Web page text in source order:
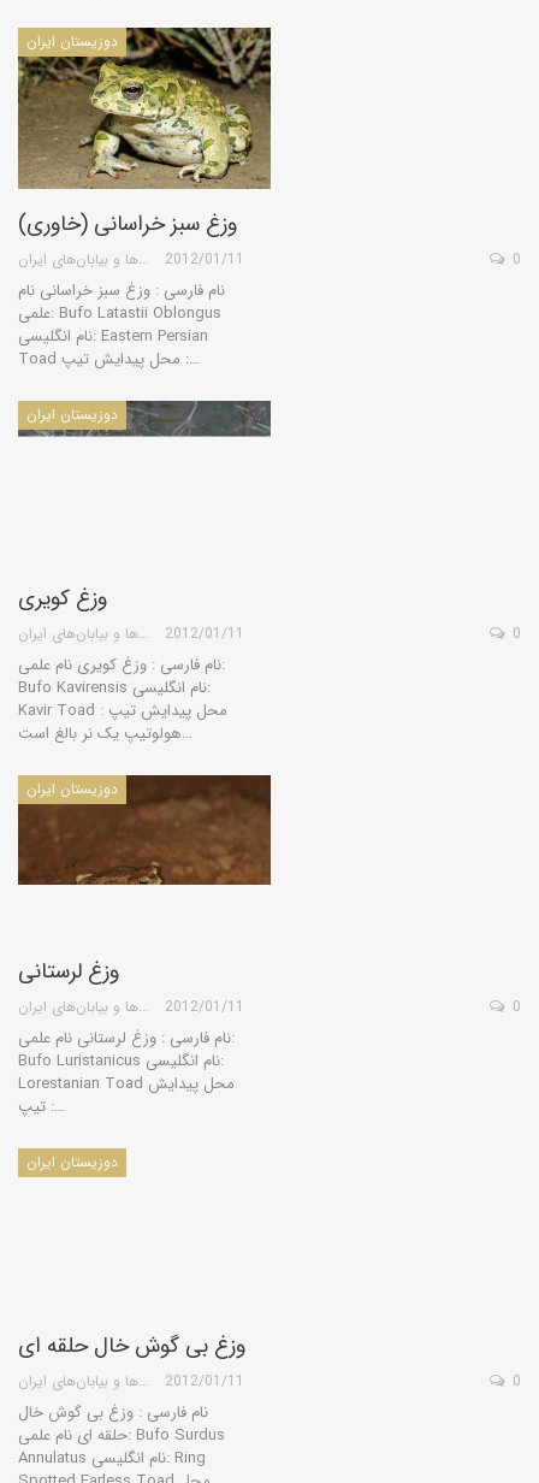
دوزیستان ایران
وزغ سبز خراسانی (خاوری)
گروه کویرها و بیابان‌های ایران 2012/01/11 0
نام فارسی : وزغ سبز خراسانی نام
علمی: Bufo Latastii Oblongus
نام انگلیسی: Eastern Persian
Toad محل پیدایش تیپ :…
دوزیستان ایران
وزغ کویری
گروه کویرها و بیابان‌های ایران 2012/01/11 0
نام فارسی : وزغ کویری نام علمی:
Bufo Kavirensis نام انگلیسی:
Kavir Toad محل پیدایش تیپ :
هولوتیپ یک نر بالغ است…
دوزیستان ایران
وزغ لرستانی
گروه کویرها و بیابان‌های ایران 2012/01/11 0
نام فارسی : وزغ لرستانی نام علمی:
Bufo Luristanicus نام انگلیسی:
Lorestanian Toad محل پیدایش
تیپ :…
دوزیستان ایران
وزغ بی گوش خال حلقه ای
گروه کویرها و بیابان‌های ایران 2012/01/11 0
نام فارسی : وزغ بی گوش خال
حلقه ای نام علمی: Bufo Surdus
Annulatus نام انگلیسی: Ring